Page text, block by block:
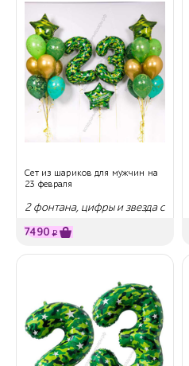
Сет из шариков для мужчин на
23 февраля
2 фонтана, цифры и звезда с
7490 ₽